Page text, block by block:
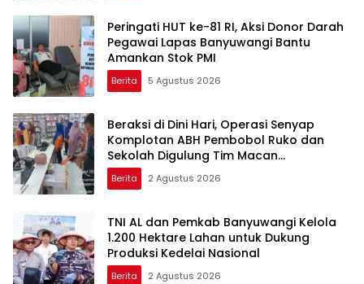
Peringati HUT ke-81 RI, Aksi Donor Darah
Pegawai Lapas Banyuwangi Bantu
Amankan Stok PMI
Berita 5 Agustus 2026
Beraksi di Dini Hari, Operasi Senyap
Komplotan ABH Pembobol Ruko dan
Sekolah Digulung Tim Macan
Blambangan
Berita 2 Agustus 2026
TNI AL dan Pemkab Banyuwangi Kelola
1.200 Hektare Lahan untuk Dukung
Produksi Kedelai Nasional
Berita 2 Agustus 2026